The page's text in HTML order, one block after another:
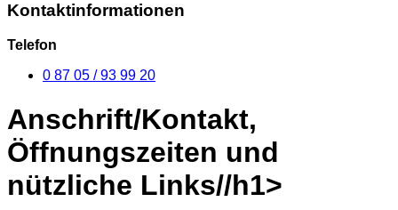
Kontaktinformationen
Telefon
0 87 05 / 93 99 20
Anschrift/Kontakt,
Öffnungszeiten und
nützliche Links//h1>